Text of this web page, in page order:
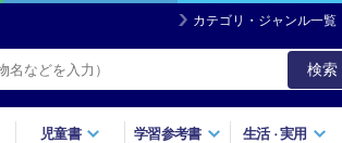
カテゴリ・ジャンル一覧
検索
児童書 学習参考書 生活・実用